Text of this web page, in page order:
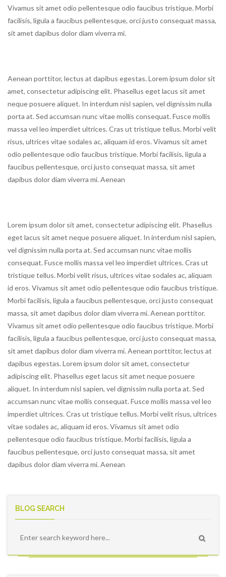
Vivamus sit amet odio pellentesque odio faucibus tristique. Morbi
facilisis, ligula a faucibus pellentesque, orci justo consequat massa,
sit amet dapibus dolor diam viverra mi.
Aenean porttitor, lectus at dapibus egestas. Lorem ipsum dolor sit
amet, consectetur adipiscing elit. Phasellus eget lacus sit amet
neque posuere aliquet. In interdum nisl sapien, vel dignissim nulla
porta at. Sed accumsan nunc vitae mollis consequat. Fusce mollis
massa vel leo imperdiet ultrices. Cras ut tristique tellus. Morbi velit
risus, ultrices vitae sodales ac, aliquam id eros. Vivamus sit amet
odio pellentesque odio faucibus tristique. Morbi facilisis, ligula a
faucibus pellentesque, orci justo consequat massa, sit amet
dapibus dolor diam viverra mi. Aenean
Lorem ipsum dolor sit amet, consectetur adipiscing elit. Phasellus
eget lacus sit amet neque posuere aliquet. In interdum nisl sapien,
vel dignissim nulla porta at. Sed accumsan nunc vitae mollis
consequat. Fusce mollis massa vel leo imperdiet ultrices. Cras ut
tristique tellus. Morbi velit risus, ultrices vitae sodales ac, aliquam
id eros. Vivamus sit amet odio pellentesque odio faucibus tristique.
Morbi facilisis, ligula a faucibus pellentesque, orci justo consequat
massa, sit amet dapibus dolor diam viverra mi. Aenean porttitor.
Vivamus sit amet odio pellentesque odio faucibus tristique. Morbi
facilisis, ligula a faucibus pellentesque, orci justo consequat massa,
sit amet dapibus dolor diam viverra mi. Aenean porttitor, lectus at
dapibus egestas. Lorem ipsum dolor sit amet, consectetur
adipiscing elit. Phasellus eget lacus sit amet neque posuere
aliquet. In interdum nisl sapien, vel dignissim nulla porta at. Sed
accumsan nunc vitae mollis consequat. Fusce mollis massa vel leo
imperdiet ultrices. Cras ut tristique tellus. Morbi velit risus, ultrices
vitae sodales ac, aliquam id eros. Vivamus sit amet odio
pellentesque odio faucibus tristique. Morbi facilisis, ligula a
faucibus pellentesque, orci justo consequat massa, sit amet
dapibus dolor diam viverra mi. Aenean
BLOG SEARCH